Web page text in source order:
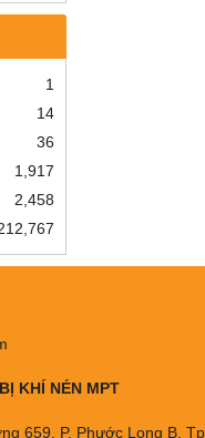
1
14
36
1,917
2,458
KHÍ NÉN MPT
659, P. Phước Long B,